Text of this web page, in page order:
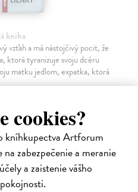
cookies?
kníhkupectva Artforum
zabezpečenie a meranie
a zaistenie vášho
kniha
vzťah a má nástojčivý pocit, že
ktorá tyranizuje svoju dcéru
matku jedlom, expatka, ktorá